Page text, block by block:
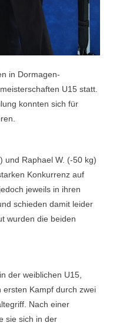
in Dormagen-
U15 statt.
konnten sich für
und Raphael W. (-50 kg)
Konkurrenz auf
jeweils in ihren
schieden damit leider
wurden die beiden
der weiblichen U15,
ersten Kampf durch zwei
Nach einer
sie sich in der